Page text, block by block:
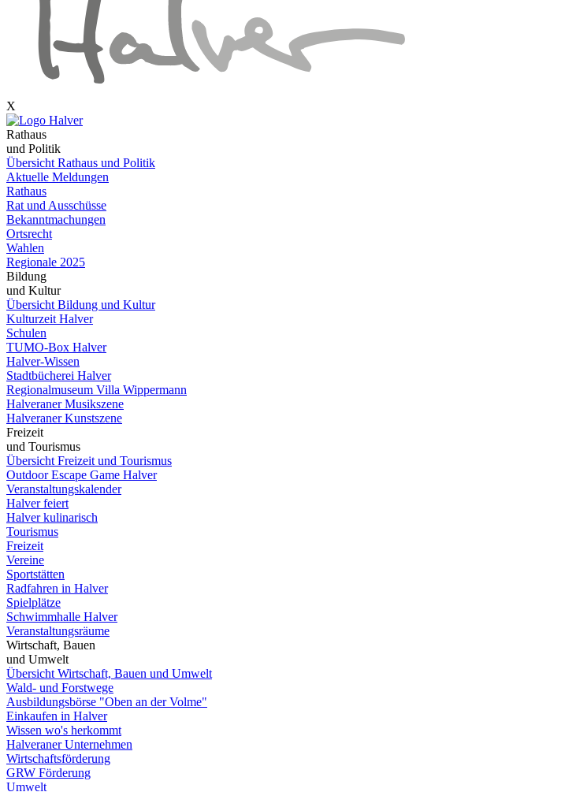
X
Rathaus
und Politik
Übersicht Rathaus und Politik
Aktuelle Meldungen
Rathaus
Rat und Ausschüsse
Bekanntmachungen
Ortsrecht
Wahlen
Regionale 2025
Bildung
und Kultur
Übersicht Bildung und Kultur
Kulturzeit Halver
Schulen
TUMO-Box Halver
Halver-Wissen
Stadtbücherei Halver
Regionalmuseum Villa Wippermann
Halveraner Musikszene
Halveraner Kunstszene
Freizeit
und Tourismus
Übersicht Freizeit und Tourismus
Outdoor Escape Game Halver
Veranstaltungskalender
Halver feiert
Halver kulinarisch
Tourismus
Freizeit
Vereine
Sportstätten
Radfahren in Halver
Spielplätze
Schwimmhalle Halver
Veranstaltungsräume
Wirtschaft, Bauen
und Umwelt
Übersicht Wirtschaft, Bauen und Umwelt
Wald- und Forstwege
Ausbildungsbörse "Oben an der Volme"
Einkaufen in Halver
Wissen wo's herkommt
Halveraner Unternehmen
Wirtschaftsförderung
GRW Förderung
Umwelt